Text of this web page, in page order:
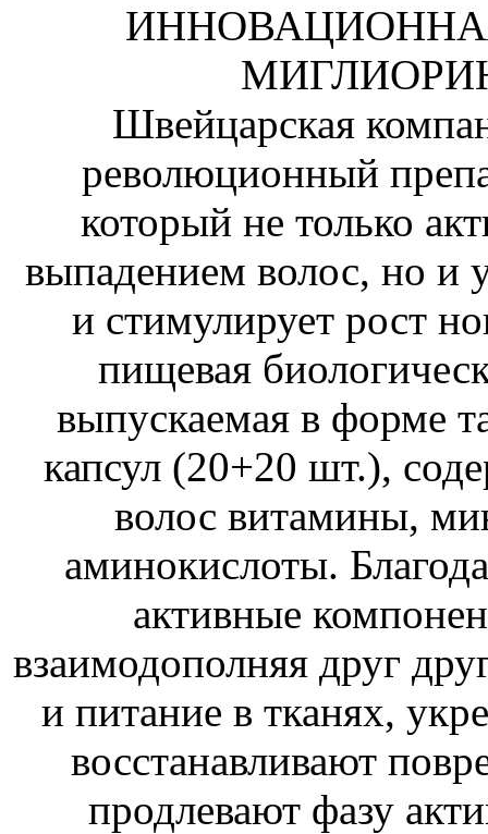
Швейцарская
революционный
который не только
выпадением волос, но и
и стимулирует рост
пищевая
выпускаемая в форме
капсул (20+20 шт.),
волос витамины,
аминокислоты.
активные
взаимодополняя друг
и питание в тканях,
восстанавливают
продлевают фазу